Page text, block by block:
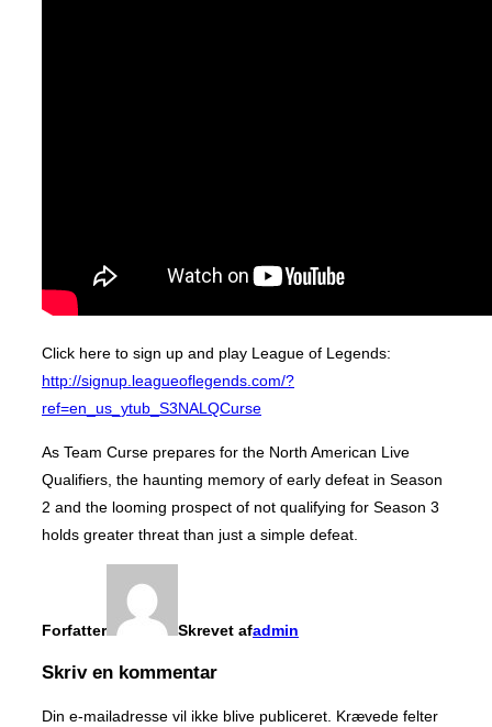
Click here to sign up and play League of Legends:
http://signup.leagueoflegends.com/?
ref=en_us_ytub_S3NALQCurse
As Team Curse prepares for the North American Live
Qualifiers, the haunting memory of early defeat in Season
2 and the looming prospect of not qualifying for Season 3
holds greater threat than just a simple defeat.
Forfatter Skrevet afadmin
Skriv en kommentar
Din e-mailadresse vil ikke blive publiceret. Krævede felter